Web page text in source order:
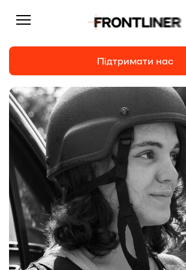
Репортажі
Статті
Інтерв’ю
Особисто
На часі
Про нас
Підтримати
Підтримати нас
Підтримати нас